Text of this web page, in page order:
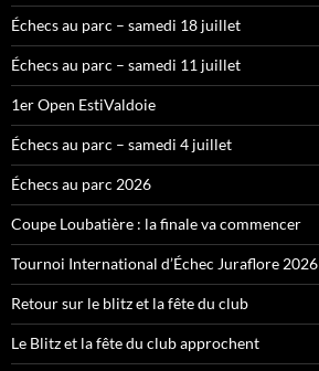
Échecs au parc – samedi 18 juillet
Échecs au parc – samedi 11 juillet
1er Open EstiValdoie
Échecs au parc – samedi 4 juillet
Échecs au parc 2026
Coupe Loubatière : la finale va commencer
Tournoi International d’Échec Juraflore 2026
Retour sur le blitz et la fête du club
Le Blitz et la fête du club approchent